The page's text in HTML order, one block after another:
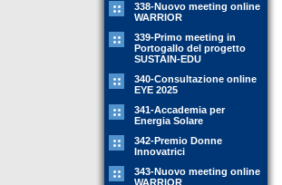
338-Nuovo meeting online
WARRIOR
339-Primo meeting in
Portogallo del progetto
SUSTAIN-EDU
340-Consultazione online
EYE 2025
341-Accademia per
Energia Solare
342-Premio Donne
Innovatrici
343-Nuovo meeting online
WARRIOR